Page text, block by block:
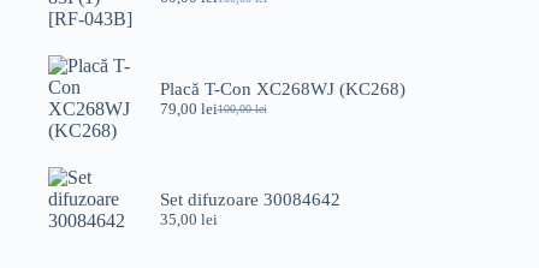
Prețul
100,00 lei.
Prețul
Placă T-Con XC268WJ (KC268)
100,00lei
Prețul
100,00 lei.
79,00 leiPrețul
Set difuzoare 30084642
35,00 lei